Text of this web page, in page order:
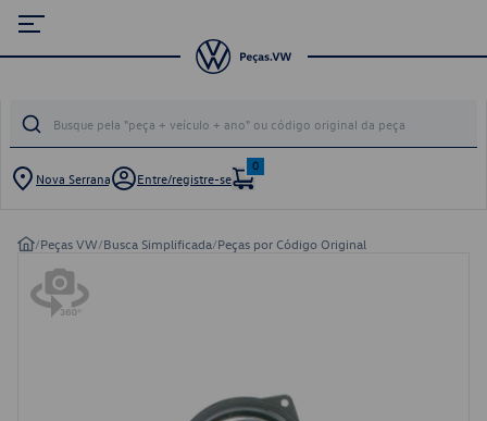
Nova Serrana Entre/registre-se
0
/Peças VW/Busca Simplificada/Peças por Código Original